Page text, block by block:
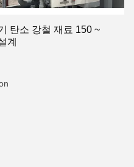
탄소 강철 재료 150 ~
계